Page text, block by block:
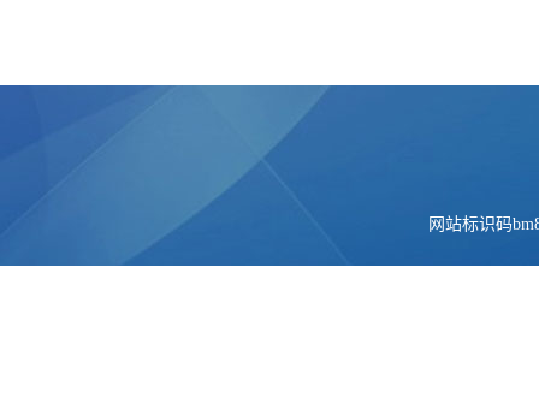
网站标识码